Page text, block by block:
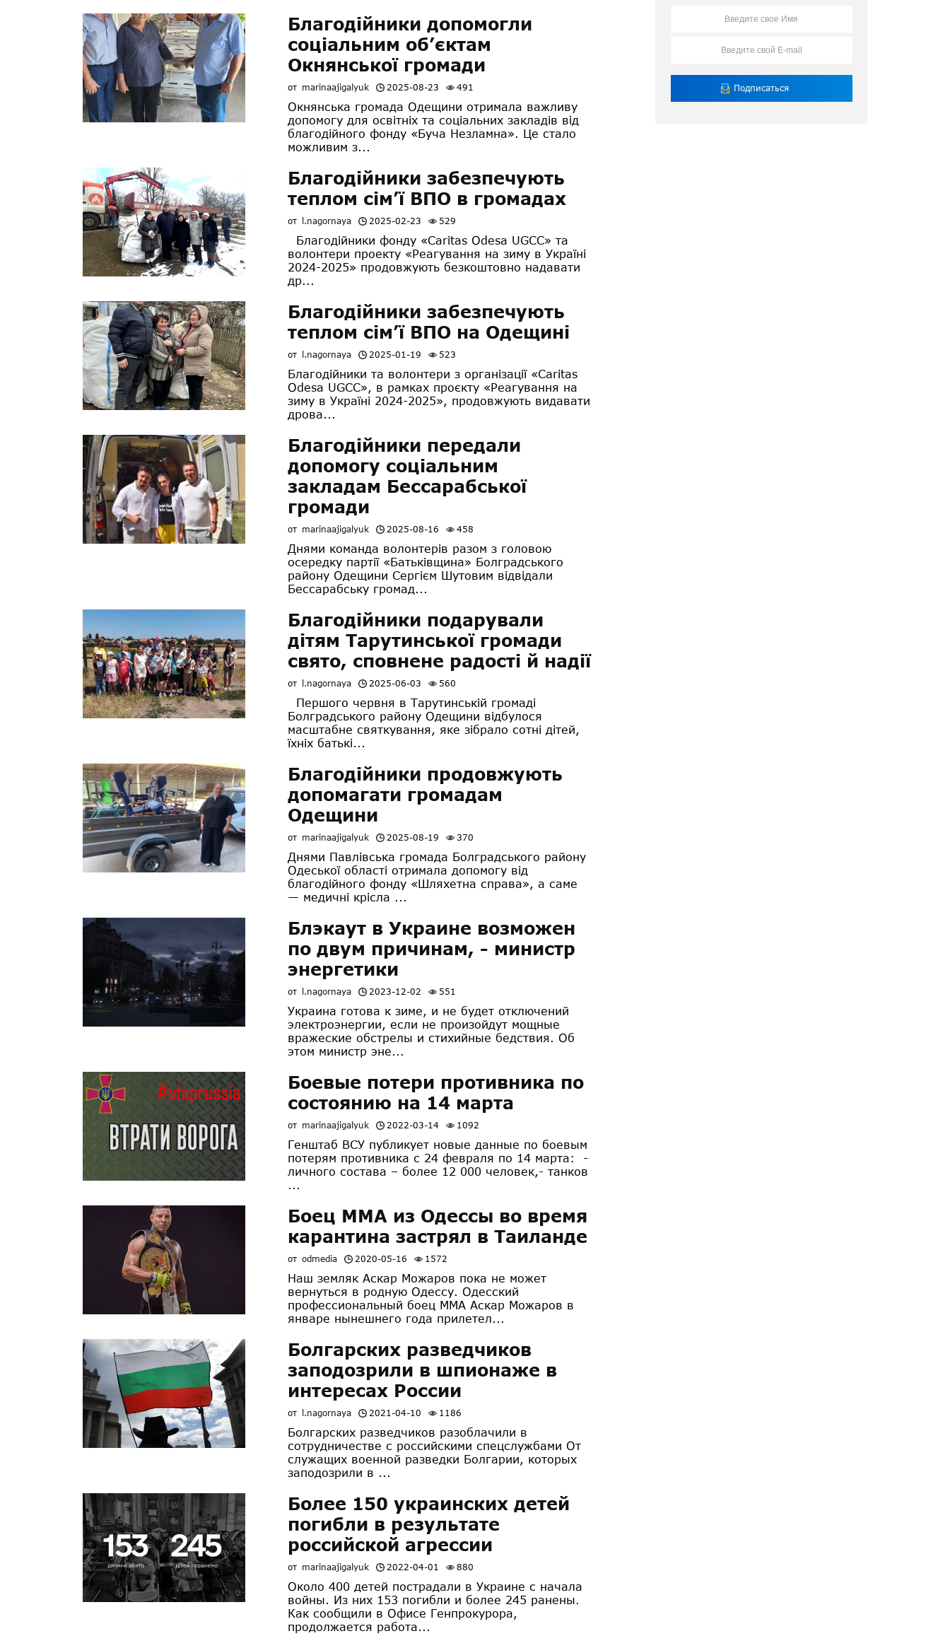
Благодійники допомогли
соціальним об’єктам
Окнянської громади
от marinaajigalyuk 2025-08-23 491
Окнянська громада Одещини отримала важливу
допомогу для освітніх та соціальних закладів від
благодійного фонду «Буча Незламна». Це стало
можливим з...
Благодійники забезпечують
теплом сім’ї ВПО в громадах
от l.nagornaya 2025-02-23 529
Благодійники фонду «Caritas Odesa UGCC» та
волонтери проекту «Реагування на зиму в Україні
2024-2025» продовжують безкоштовно надавати
др...
Благодійники забезпечують
теплом сім’ї ВПО на Одещині
от l.nagornaya 2025-01-19 523
Благодійники та волонтери з організації «Caritas
Odesa UGCC», в рамках проєкту «Реагування на
зиму в Україні 2024-2025», продовжують видавати
дрова...
Благодійники передали
допомогу соціальним
закладам Бессарабської
громади
от marinaajigalyuk 2025-08-16 458
Днями команда волонтерів разом з головою
осередку партії «Батьківщина» Болградського
району Одещини Сергієм Шутовим відвідали
Бессарабську громад...
Благодійники подарували
дітям Тарутинської громади
свято, сповнене радості й надії
от l.nagornaya 2025-06-03 560
Першого червня в Тарутинській громаді
Болградського району Одещини відбулося
масштабне святкування, яке зібрало сотні дітей,
їхніх батькі...
Благодійники продовжують
допомагати громадам
Одещини
от marinaajigalyuk 2025-08-19 370
Днями Павлівська громада Болградського району
Одеської області отримала допомогу від
благодійного фонду «Шляхетна справа», а саме
— медичні крісла ...
Блэкаут в Украине возможен
по двум причинам, - министр
энергетики
от l.nagornaya 2023-12-02 551
Украина готова к зиме, и не будет отключений
электроэнергии, если не произойдут мощные
вражеские обстрелы и стихийные бедствия. Об
этом министр эне...
Боевые потери противника по
состоянию на 14 марта
от marinaajigalyuk 2022-03-14 1092
Генштаб ВСУ публикует новые данные по боевым
потерям противника с 24 февраля по 14 марта: -
личного состава – более 12 000 человек,- танков
Боец ММА из Одессы во время
карантина застрял в Таиланде
от odmedia 2020-05-16 1572
Наш земляк Аскар Можаров пока не может
вернуться в родную Одессу. Одесский
профессиональный боец ММА Аскар Можаров в
январе нынешнего года прилетел...
Болгарских разведчиков
заподозрили в шпионаже в
интересах России
от l.nagornaya 2021-04-10 1186
Болгарских разведчиков разоблачили в
сотрудничестве с российскими спецслужбами От
служащих военной разведки Болгарии, которых
заподозрили в ...
Более 150 украинских детей
погибли в результате
российской агрессии
от marinaajigalyuk 2022-04-01 880
Около 400 детей пострадали в Украине с начала
войны. Из них 153 погибли и более 245 ранены.
Как сообщили в Офисе Генпрокурора,
продолжается работа...